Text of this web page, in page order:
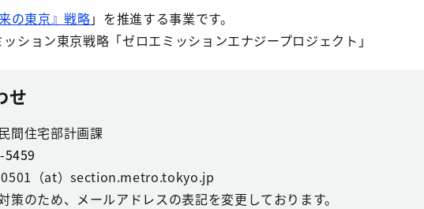
来の東京』戦略」を推進する事業です。
ション東京戦略「ゼロエミッションエナジープロジェクト」
せ
間住宅部計画課
（at）section.metro.tokyo.jp
策のため、メールアドレスの表記を変更しております。